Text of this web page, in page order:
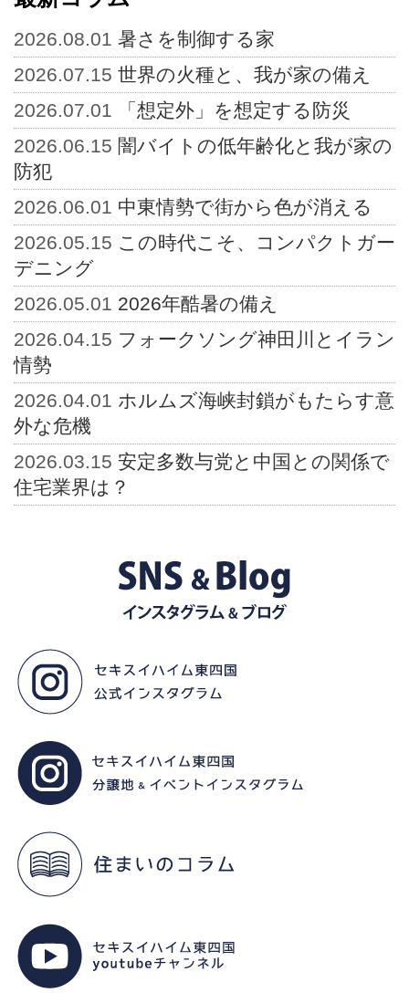
2026.08.01 暑さを制御する家
2026.07.15 世界の火種と、我が家の備え
2026.07.01
「想定外」を想定する防災
2026.06.15 闇バイトの低年齢化と我が家の
防犯
2026.06.01 中東情勢で街から色が消える
2026.05.15 この時代こそ、コンパクトガー
デニング
2026.05.01 2026年酷暑の備え
2026.04.15 フォークソング神田川とイラン
情勢
2026.04.01 ホルムズ海峡封鎖がもたらす意
外な危機
2026.03.15 安定多数与党と中国との関係で
住宅業界は？